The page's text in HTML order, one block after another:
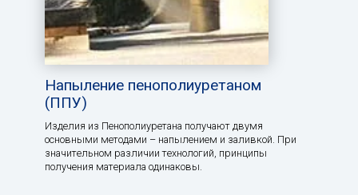
Напыление пенополиуретаном
(ППУ)
Изделия из Пенополиуретана получают двумя
основными методами – напылением и заливкой. При
значительном различии технологий, принципы
получения материала одинаковы.